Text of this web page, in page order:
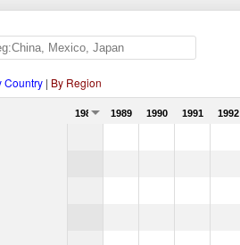
Country | By Region
1988 1989 1990 1991 1992